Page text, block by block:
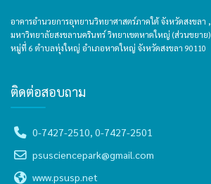
อาคารอำนวยการอุทยานวิทยาศาสตร์ภาคใต้ จังหวัดสงขลา ,
มหาวิทยาลัยสงขลานครินทร์ วิทยาเขตหาดใหญ่ (ส่วนขยาย)
หมู่ที่ 6 ตำบลทุ่งใหญ่ อำเภอหาดใหญ่ จังหวัดสงขลา 90110
ติดต่อสอบถาม
0-7427-2510, 0-7427-2501
psusciencepark@gmail.com
www.psusp.net